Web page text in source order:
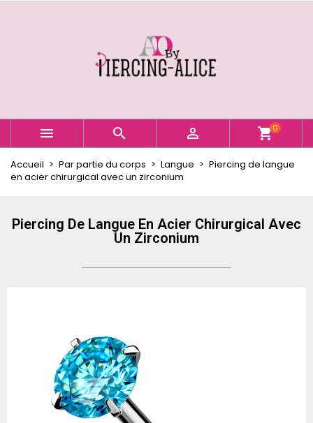
   shopping_cart0
Accueil Par partie du corps Langue
Piercing de langue
en acier chirurgical avec un zirconium
Piercing De Langue En Acier Chirurgical Avec
Un Zirconium
Créer une nouvelle liste
Nom de la liste d'envies
Annuler Créer une liste d'envies
Vous devez être connecté pour ajouter des produits
à votre liste d'envies.
Annuler Connexion